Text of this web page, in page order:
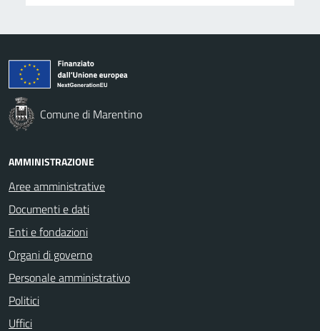
Comune di Marentino
AMMINISTRAZIONE
Aree amministrative
Documenti e dati
Enti e fondazioni
Organi di governo
Personale amministrativo
Politici
Uffici